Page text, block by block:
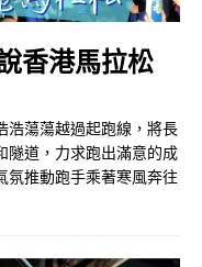
香港馬拉松
浩蕩蕩越過起跑線，將長
隧道，力求跑出滿意的成
氛推動跑手乘著寒風奔往